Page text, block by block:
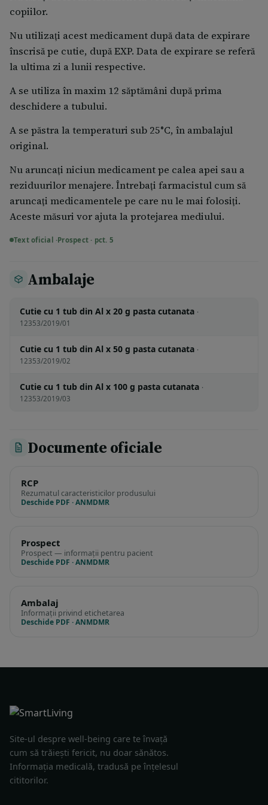
Raportând reacţiile adverse, puteţi contribui la
furnizarea de informaţii suplimentare privind
siguranţa acestui medicament.
copiilor.
Nu utilizaţi acest medicament după data de expirare
înscrisă pe cutie, după EXP. Data de expirare se referă
la ultima zi a lunii respective.
A se utiliza în maxim 12 săptămâni după prima
deschidere a tubului.
A se păstra la temperaturi sub 25°C, în ambalajul
original.
Nu aruncaţi niciun medicament pe calea apei sau a
reziduurilor menajere. Întrebaţi farmacistul cum să
aruncaţi medicamentele pe care nu le mai folosiţi.
Aceste măsuri vor ajuta la protejarea mediului.
Text oficial ·Prospect · pct. 5
Ambalaje
Cutie cu 1 tub din Al x 20 g pasta cutanata ·
12353/2019/01
Cutie cu 1 tub din Al x 50 g pasta cutanata ·
12353/2019/02
Cutie cu 1 tub din Al x 100 g pasta cutanata ·
12353/2019/03
Documente oficiale
RCP
Rezumatul caracteristicilor produsului
Deschide PDF · ANMDMR
Prospect
Prospect — informații pentru pacient
Deschide PDF · ANMDMR
Ambalaj
Informații privind etichetarea
Deschide PDF · ANMDMR
Site-ul despre well-being care te învață
cum să trăiești fericit, nu doar sănătos.
Informația medicală, tradusă pe înțelesul
cititorilor.